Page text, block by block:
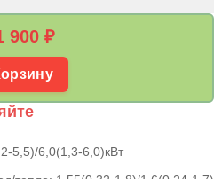
900 ₽
5,5)/6,0(1,3-6,0)кВт